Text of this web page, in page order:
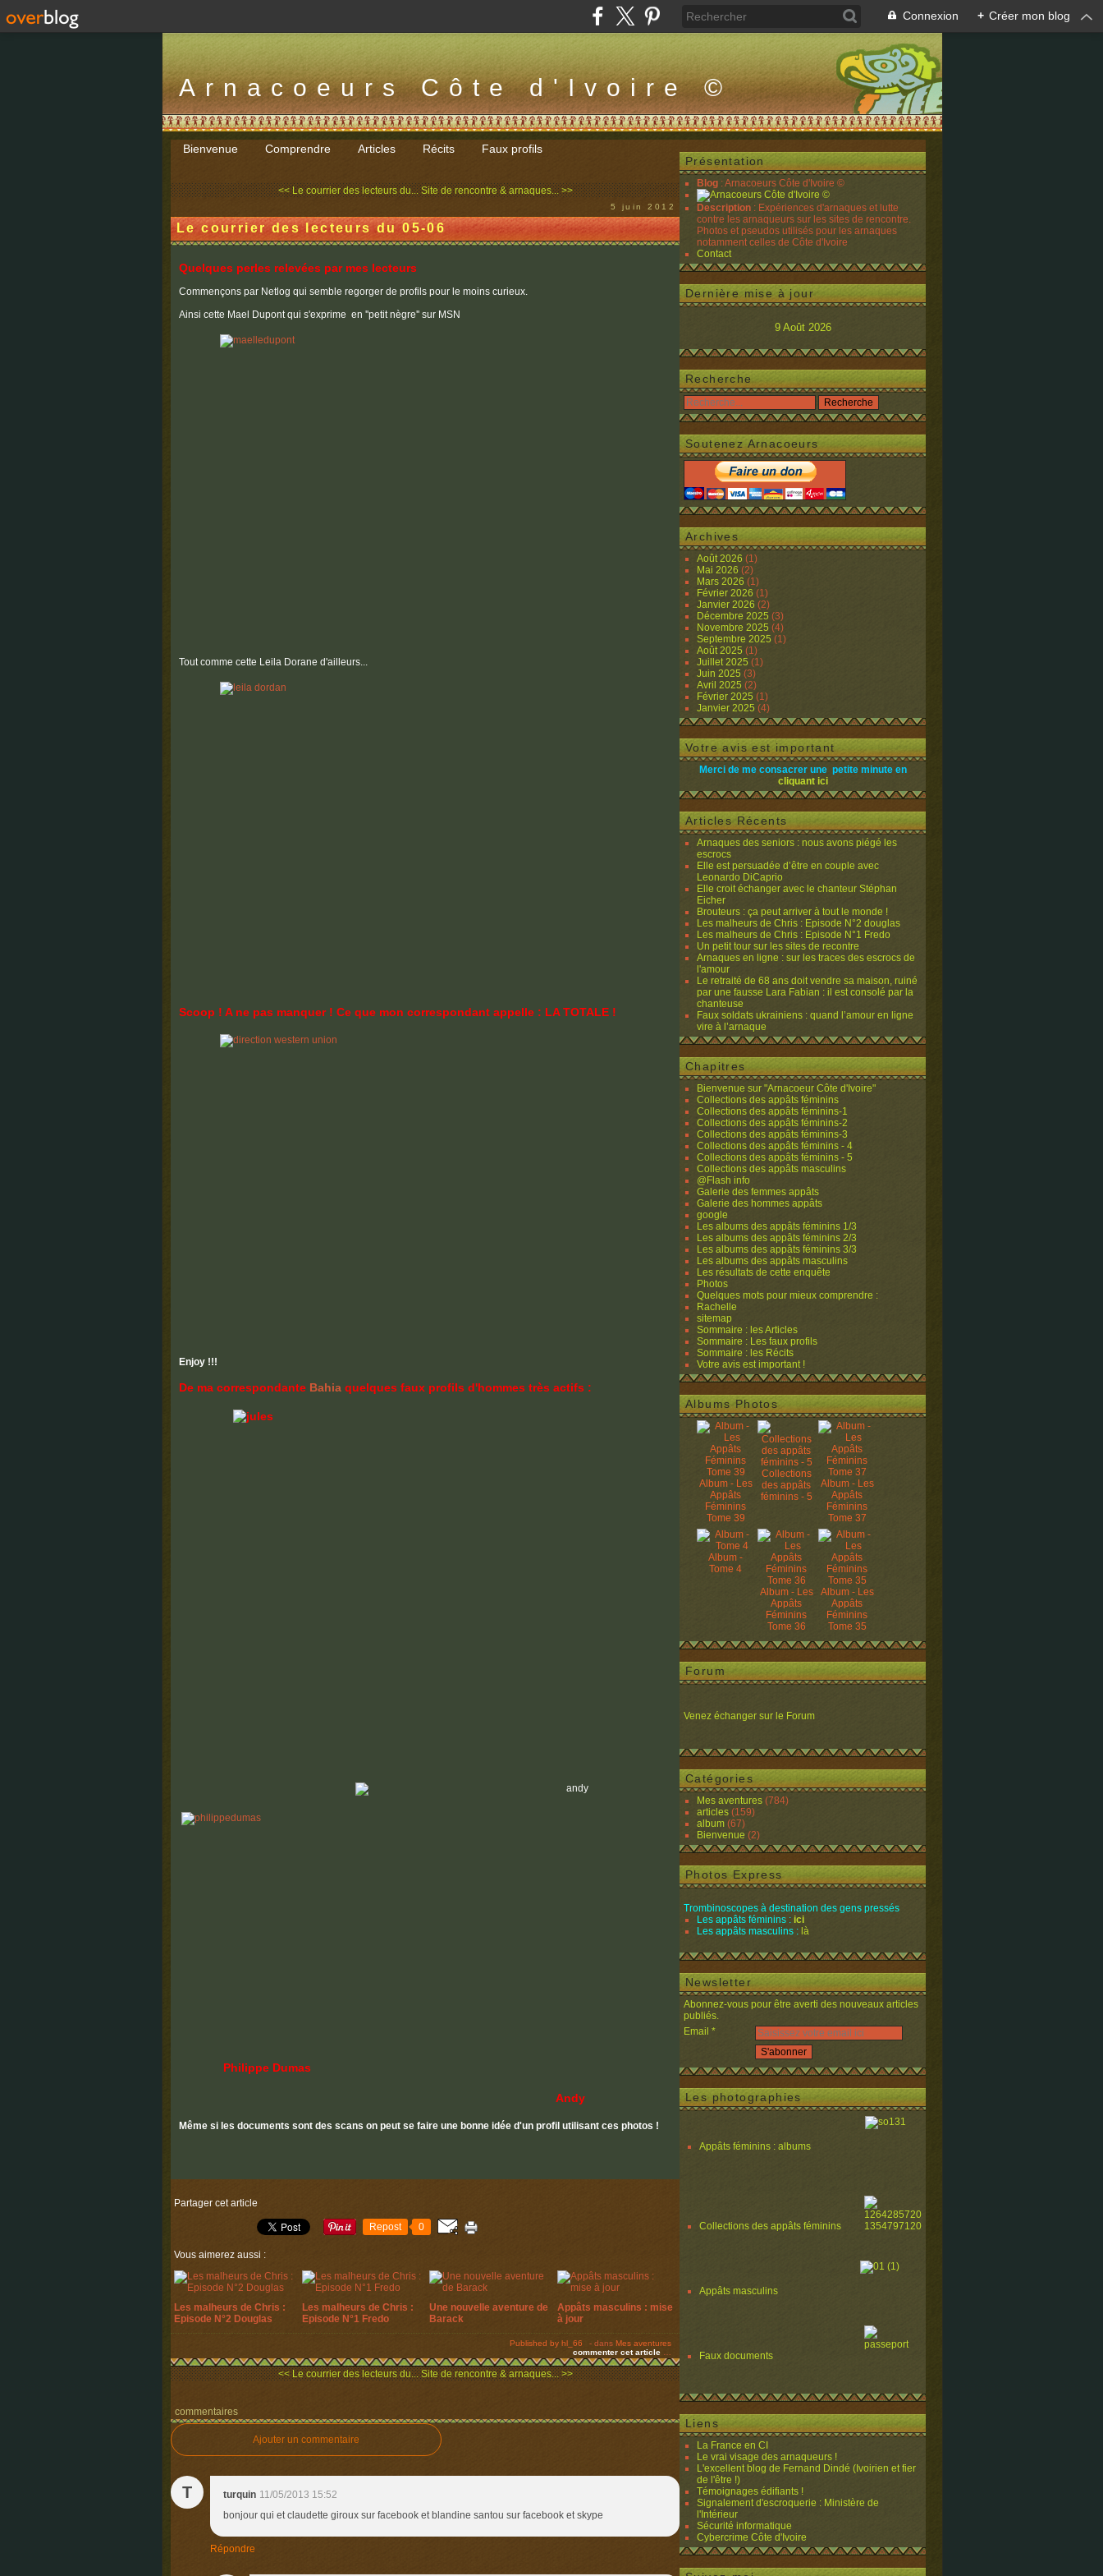
Connexion + Créer mon blog
Arnacoeurs Côte d'Ivoire ©
Bienvenue Comprendre Articles Récits Faux profils
<< Le courrier des lecteurs du... Site de rencontre & arnaques... >>
5 juin 2012
Le courrier des lecteurs du 05-06
Quelques perles relevées par mes lecteurs
Commençons par Netlog qui semble regorger de profils pour le moins curieux.
Ainsi cette Mael Dupont qui s'exprime en ''petit nègre'' sur MSN
Tout comme cette Leila Dorane d'ailleurs...
Scoop ! A ne pas manquer ! Ce que mon correspondant appelle : LA TOTALE !
Enjoy !!!
De ma correspondante Bahia quelques faux profils d'hommes très actifs :
Philippe Dumas
Andy
Même si les documents sont des scans on peut se faire une bonne idée d'un profil utilisant ces photos !
Partager cet article
Repost 0
Vous aimerez aussi :
Les malheurs de Chris :
Episode N°2 Douglas
Les malheurs de Chris :
Episode N°1 Fredo
Une nouvelle aventure de
Barack
Appâts masculins : mise
à jour
Published by hl_66 - dans Mes aventures
commenter cet article
<< Le courrier des lecteurs du... Site de rencontre & arnaques... >>
commentaires
Ajouter un commentaire
T turquin 11/05/2013 15:52
bonjour qui et claudette giroux sur facebook et blandine santou sur facebook et skype
Répondre
Présentation
Blog : Arnacoeurs Côte d'Ivoire ©
Description : Expériences d'arnaques et lutte
contre les arnaqueurs sur les sites de rencontre.
Photos et pseudos utilisés pour les arnaques
notamment celles de Côte d'Ivoire
Contact
Dernière mise à jour
9 Août 2026
Recherche
Soutenez Arnacoeurs
Archives
Août 2026 (1)
Mai 2026 (2)
Mars 2026 (1)
Février 2026 (1)
Janvier 2026 (2)
Décembre 2025 (3)
Novembre 2025 (4)
Septembre 2025 (1)
Août 2025 (1)
Juillet 2025 (1)
Juin 2025 (3)
Avril 2025 (2)
Février 2025 (1)
Janvier 2025 (4)
Votre avis est important
Merci de me consacrer une petite minute en
cliquant ici
Articles Récents
Arnaques des seniors : nous avons piégé les
escrocs
Elle est persuadée d’être en couple avec
Leonardo DiCaprio
Elle croit échanger avec le chanteur Stéphan
Eicher
Brouteurs : ça peut arriver à tout le monde !
Les malheurs de Chris : Episode N°2 douglas
Les malheurs de Chris : Episode N°1 Fredo
Un petit tour sur les sites de recontre
Arnaques en ligne : sur les traces des escrocs de
l'amour
Le retraité de 68 ans doit vendre sa maison, ruiné
par une fausse Lara Fabian : il est consolé par la
chanteuse
Faux soldats ukrainiens : quand l’amour en ligne
vire à l’arnaque
Chapitres
Bienvenue sur "Arnacoeur Côte d'Ivoire"
Collections des appâts féminins
Collections des appâts féminins-1
Collections des appâts féminins-2
Collections des appâts féminins-3
Collections des appâts féminins - 4
Collections des appâts féminins - 5
Collections des appâts masculins
@Flash info
Galerie des femmes appâts
Galerie des hommes appâts
google
Les albums des appâts féminins 1/3
Les albums des appâts féminins 2/3
Les albums des appâts féminins 3/3
Les albums des appâts masculins
Les résultats de cette enquête
Photos
Quelques mots pour mieux comprendre :
Rachelle
sitemap
Sommaire : les Articles
Sommaire : Les faux profils
Sommaire : les Récits
Votre avis est important !
Albums Photos
Album - Les
Appâts
Féminins
Tome 39
Collections
des appâts
féminins - 5
Album - Les
Appâts
Féminins
Tome 37
Album -
Tome 4
Album - Les
Appâts
Féminins
Tome 36
Album - Les
Appâts
Féminins
Tome 35
Forum
Venez échanger sur le Forum
Catégories
Mes aventures (784)
articles (159)
album (67)
Bienvenue (2)
Photos Express
Trombinoscopes à destination des gens pressés
Les appâts féminins : ici
Les appâts masculins : là
Newsletter
Abonnez-vous pour être averti des nouveaux articles
publiés.
Email
Les photographies
Appâts féminins : albums
Collections des appâts féminins
Appâts masculins
Faux documents
Liens
La France en CI
Le vrai visage des arnaqueurs !
L'excellent blog de Fernand Dindé (Ivoirien et fier
de l'être !)
Témoignages édifiants !
Signalement d'escroquerie : Ministère de
l'Intérieur
Sécurité informatique
Cybercrime Côte d'Ivoire